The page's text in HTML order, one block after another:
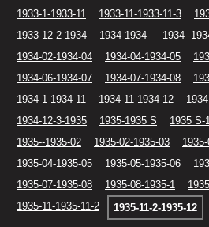
1933-1-1933-11
1933-11-1933-11-3
1933-12-2-1934
1934-1934-
1934--
1934-02-1934-04
1934-04-1934-05
1934-06-1934-07
1934-07-1934-08
1934-1-1934-11
1934-11-1934-12
1934-12-3-1935
1935-1935 S
1935 S-
1935--1935-02
1935-02-1935-03
1935-04-1935-05
1935-05-1935-06
1935-07-1935-08
1935-08-1935-1
1935-11-1935-11-2
1935-11-2-1935-12